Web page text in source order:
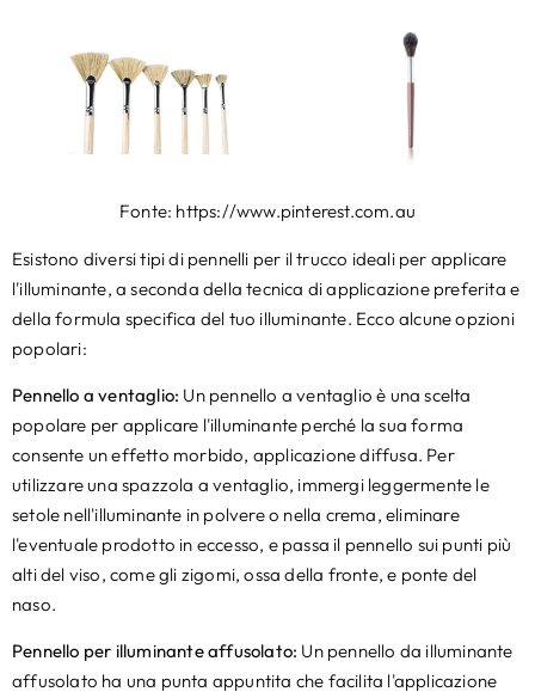
Fonte: https://www.pinterest.com.au
Esistono diversi tipi di pennelli per il trucco ideali per applicare
l'illuminante, a seconda della tecnica di applicazione preferita e
della formula specifica del tuo illuminante. Ecco alcune opzioni
popolari:
Pennello a ventaglio: Un pennello a ventaglio è una scelta
popolare per applicare l'illuminante perché la sua forma
consente un effetto morbido, applicazione diffusa. Per
utilizzare una spazzola a ventaglio, immergi leggermente le
setole nell'illuminante in polvere o nella crema, eliminare
l'eventuale prodotto in eccesso, e passa il pennello sui punti più
alti del viso, come gli zigomi, ossa della fronte, e ponte del
naso.
Pennello per illuminante affusolato: Un pennello da illuminante
affusolato ha una punta appuntita che facilita l'applicazione